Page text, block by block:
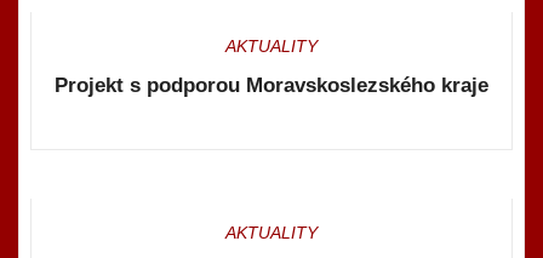
AKTUALITY
Projekt s podporou Moravskoslezského kraje
AKTUALITY